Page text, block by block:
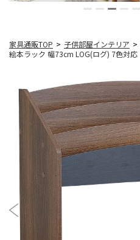
家具通販TOP > 子供部屋インテリア >
絵本ラック 幅73cm LOG(ログ) 7色対応